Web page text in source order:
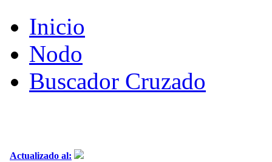
Inicio
Nodo
Buscador Cruzado
Actualizado al: